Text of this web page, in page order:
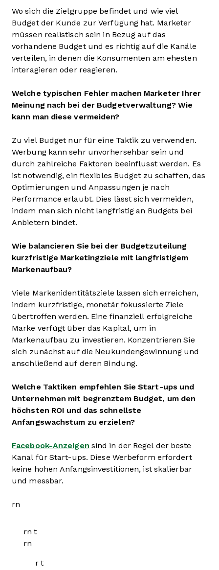
Wo sich die Zielgruppe befindet und wie viel
Budget der Kunde zur Verfügung hat. Marketer
müssen realistisch sein in Bezug auf das
vorhandene Budget und es richtig auf die Kanäle
verteilen, in denen die Konsumenten am ehesten
interagieren oder reagieren.
Welche typischen Fehler machen Marketer Ihrer
Meinung nach bei der Budgetverwaltung? Wie
kann man diese vermeiden?
Zu viel Budget nur für eine Taktik zu verwenden.
Werbung kann sehr unvorhersehbar sein und
durch zahlreiche Faktoren beeinflusst werden. Es
ist notwendig, ein flexibles Budget zu schaffen, das
Optimierungen und Anpassungen je nach
Performance erlaubt. Dies lässt sich vermeiden,
indem man sich nicht langfristig an Budgets bei
Anbietern bindet.
Wie balancieren Sie bei der Budgetzuteilung
kurzfristige Marketingziele mit langfristigem
Markenaufbau?
Viele Markenidentitätsziele lassen sich erreichen,
indem kurzfristige, monetär fokussierte Ziele
übertroffen werden. Eine finanziell erfolgreiche
Marke verfügt über das Kapital, um in
Markenaufbau zu investieren. Konzentrieren Sie
sich zunächst auf die Neukundengewinnung und
anschließend auf deren Bindung.
Welche Taktiken empfehlen Sie Start-ups und
Unternehmen mit begrenztem Budget, um den
höchsten ROI und das schnellste
Anfangswachstum zu erzielen?
Facebook-Anzeigen sind in der Regel der beste
Kanal für Start-ups. Diese Werbeform erfordert
keine hohen Anfangsinvestitionen, ist skalierbar
und messbar.
rn
rn t
rn
r t